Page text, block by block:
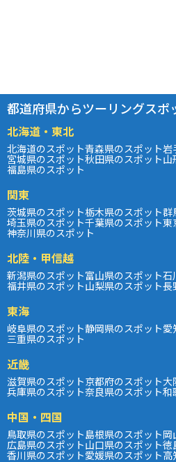
都道府県からツーリングスポ
北海道・東北
北海道のスポット青森県のスポット岩
宮城県のスポット秋田県のスポット山
福島県のスポット
関東
茨城県のスポット栃木県のスポット群
埼玉県のスポット千葉県のスポット東
神奈川県のスポット
北陸・甲信越
新潟県のスポット富山県のスポット石
福井県のスポット山梨県のスポット長
東海
岐阜県のスポット静岡県のスポット愛
三重県のスポット
近畿
滋賀県のスポット京都府のスポット大
兵庫県のスポット奈良県のスポット和
中国・四国
鳥取県のスポット島根県のスポット岡
広島県のスポット山口県のスポット徳
香川県のスポット愛媛県のスポット高